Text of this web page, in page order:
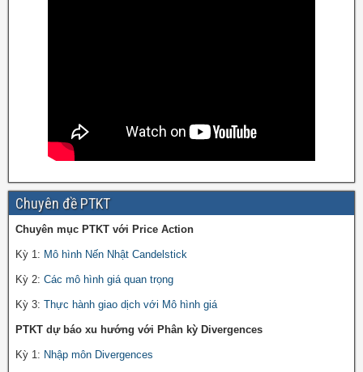
Chuyên đề PTKT
Chuyên mục PTKT với Price Action
Kỳ 1: Mô hình Nến Nhật Candelstick
Kỳ 2: Các mô hình giá quan trọng
Kỳ 3: Thực hành giao dịch với Mô hình giá
PTKT dự báo xu hướng với Phân kỳ Divergences
Kỳ 1: Nhập môn Divergences